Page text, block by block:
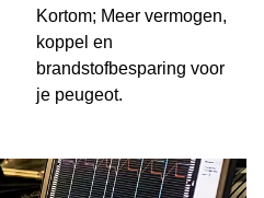
Kortom; Meer vermogen,
koppel en
brandstofbesparing voor
je peugeot.